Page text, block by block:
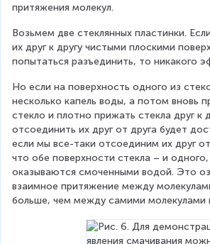
притяжения молекул.
Возьмем две стеклянных пластинки.
их друг к другу чистыми плоскими
попытаться разъединить, то никакого
Но если на поверхность одного из
несколько капель воды, а потом вновь
стекло и плотно прижать стекла друг к
отсоединить их друг от друга будет
если мы все-таки отсоединим их друг
что обе поверхности стекла – и
оказываются смоченными водой. Это
взаимное притяжение между
больше, чем между самими молекулами